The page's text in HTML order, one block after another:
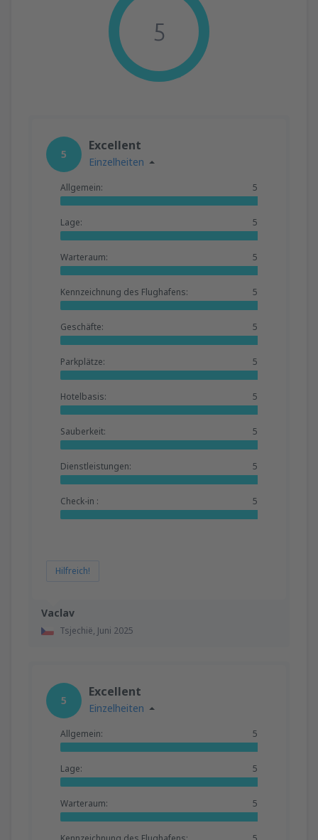
5
Vaclav
Tsjechië, Juni 2025
5
Excellent
Einzelheiten
Allgemein: 5
Lage: 5
Warteraum: 5
Kennzeichnung des Flughafens: 5
Geschäfte: 5
Parkplätze: 5
Hotelbasis: 5
Sauberkeit: 5
Dienstleistungen: 5
Check-in : 5
Hilfreich!
5
Excellent
Einzelheiten
Allgemein: 5
Lage: 5
Warteraum: 5